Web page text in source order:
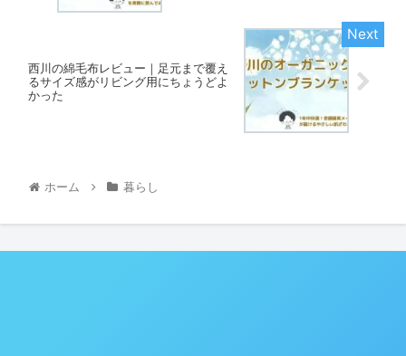
西川の綿毛布レビュー｜足元まで覆え
るサイズ感がリビング用にちょうどよ
かった
ホーム 暮らし